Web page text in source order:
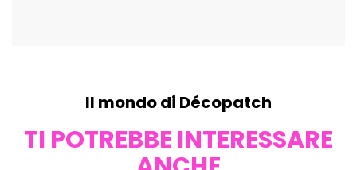
Il mondo di Décopatch
TI POTREBBE INTERESSARE